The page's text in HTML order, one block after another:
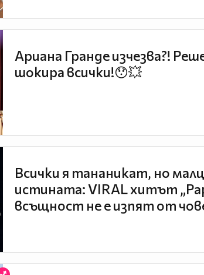
Ариана Гранде изчезва?!
шокира всички!😯💥
Всички я тананикат, но
истината: VIRAL хитът
всъщност не е изпят от